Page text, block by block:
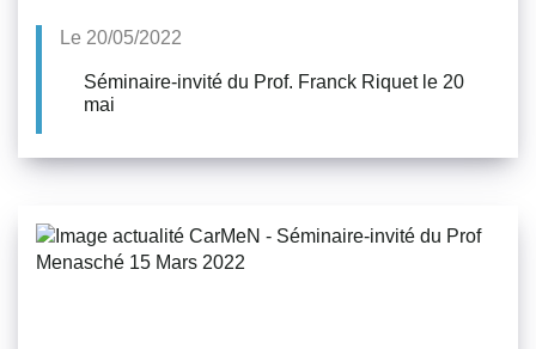
Le 20/05/2022
Séminaire-invité du Prof. Franck Riquet le 20
mai